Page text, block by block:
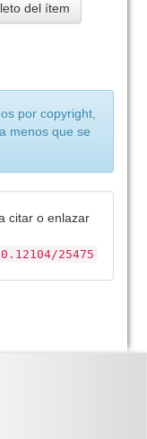
del ítem
por copyright,
menos que se
citar o enlazar
25475